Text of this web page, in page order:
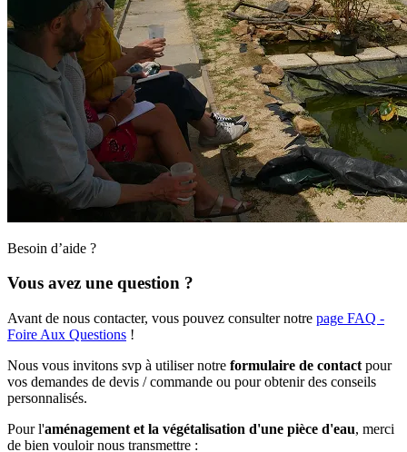
Besoin d’aide ?
Vous avez une question ?
Avant de nous contacter, vous pouvez consulter notre page FAQ -
Foire Aux Questions !
Nous vous invitons svp à utiliser notre formulaire de contact pour
vos demandes de devis / commande ou pour obtenir des conseils
personnalisés.
Pour l'aménagement et la végétalisation d'une pièce d'eau, merci
de bien vouloir nous transmettre :